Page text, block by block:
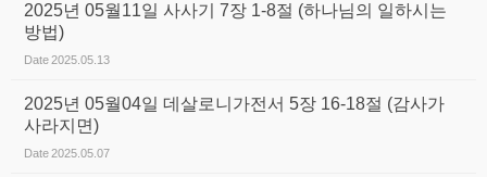
2025년 05월11일 사사기 7장 1-8절 (하나님의 일하시는
방법)
Date2025.05.13
2025년 05월04일 데살로니가전서 5장 16-18절 (감사가
사라지면)
Date2025.05.07